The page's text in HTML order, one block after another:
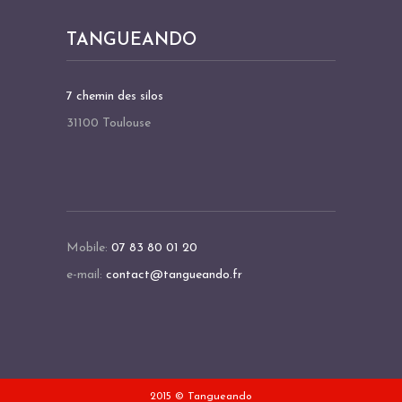
TANGUEANDO
7 chemin des silos
31100 Toulouse
Mobile: 07 83 80 01 20
e-mail: contact@tangueando.fr
2015 © Tangueando